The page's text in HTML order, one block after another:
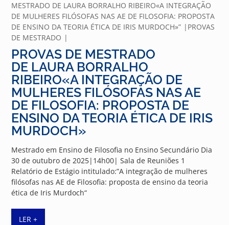
MESTRADO DE LAURA BORRALHO RIBEIRO«A INTEGRAÇÃO
DE MULHERES FILÓSOFAS NAS AE DE FILOSOFIA: PROPOSTA
DE ENSINO DA TEORIA ÉTICA DE IRIS MURDOCH»”
PROVAS
DE MESTRADO
PROVAS DE MESTRADO
DE LAURA BORRALHO
RIBEIRO«A INTEGRAÇÃO DE
MULHERES FILÓSOFAS NAS AE
DE FILOSOFIA: PROPOSTA DE
ENSINO DA TEORIA ÉTICA DE IRIS
MURDOCH»
Mestrado em Ensino de Filosofia no Ensino Secundário Dia
30 de outubro de 2025|14h00| Sala de Reuniões 1
Relatório de Estágio intitulado:”A integração de mulheres
filósofas nas AE de Filosofia: proposta de ensino da teoria
ética de Iris Murdoch“
LER +